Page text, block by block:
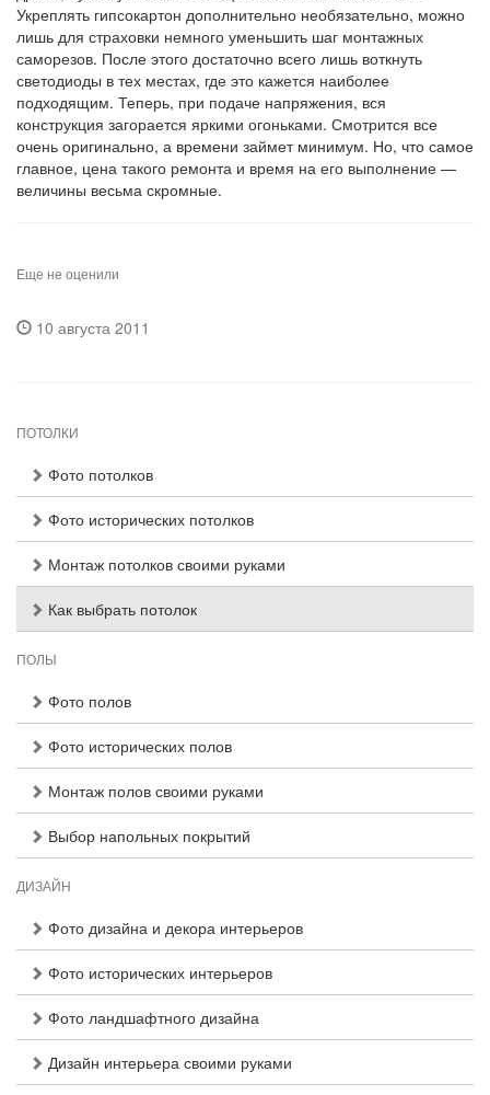
Укреплять гипсокартон дополнительно необязательно, можно
лишь для страховки немного уменьшить шаг монтажных
саморезов. После этого достаточно всего лишь воткнуть
светодиоды в тех местах, где это кажется наиболее
подходящим. Теперь, при подаче напряжения, вся
конструкция загорается яркими огоньками. Смотрится все
очень оригинально, а времени займет минимум. Но, что самое
главное, цена такого ремонта и время на его выполнение —
величины весьма скромные.
Еще не оценили
10 августа 2011
ПОТОЛКИ
Фото потолков
Фото исторических потолков
Монтаж потолков своими руками
Как выбрать потолок
ПОЛЫ
Фото полов
Фото исторических полов
Монтаж полов своими руками
Выбор напольных покрытий
ДИЗАЙН
Фото дизайна и декора интерьеров
Фото исторических интерьеров
Фото ландшафтного дизайна
Дизайн интерьера своими руками